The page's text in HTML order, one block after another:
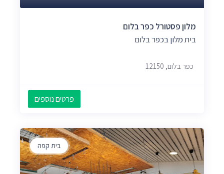
מלון פסטורל כפר בלום
בית מלון בכפר בלום
כפר בלום, 12150
פרטים נוספים
בית קפה